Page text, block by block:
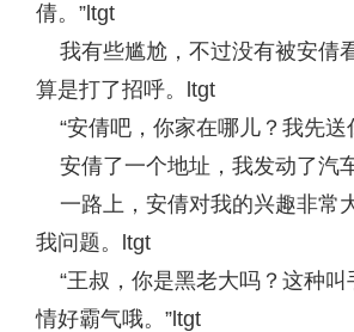
倩。”ltgt
我有些尴尬，不过没有被安倩
算是打了招呼。ltgt
“安倩吧，你家在哪儿？我先送
安倩了一个地址，我发动了汽
一路上，安倩对我的兴趣非常
我问题。ltgt
“王叔，你是黑老大吗？这种叫
情好霸气哦。”ltgt